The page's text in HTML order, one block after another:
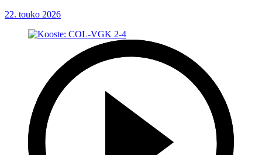
22. touko 2026